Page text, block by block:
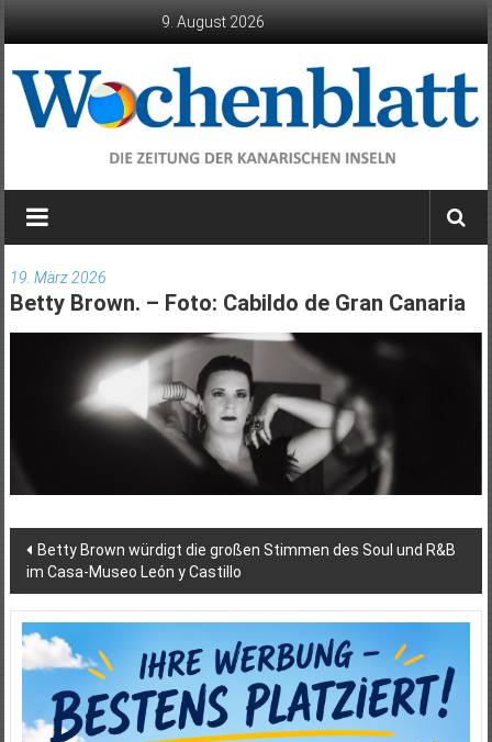
9. August 2026
Wochenblatt
die
der
Kanarischen
Inseln
19. März 2026
Betty Brown. – Foto: Cabildo de Gran Canaria
Beitragsnavigation
Betty Brown würdigt die großen Stimmen des Soul und R&B
im Casa-Museo León y Castillo